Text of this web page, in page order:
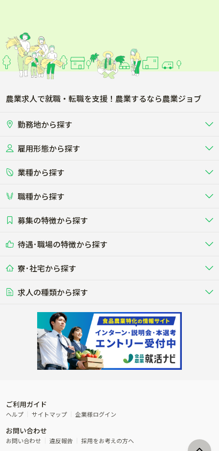
農業求人で就職・転職を支援！農業するなら農業ジョブ
勤務地から探す
北海道
関東
東海
雇用形態から探す
正社員 バイト・アルバイト・パート
短期アルバイト
その他（独立・副業など）
業種から探す
畜産（酪農･肉牛･養豚･養鶏など）
酪農
する牧場
養豚
る養豚場
レースで活躍する馬の手入れや子馬
その他畜産
その他動物の畜産業（羊、ウズラな
ど）
畑・圃場で野菜・穀物を生産 ビニールハウスで多様な野菜の生産
稲作
ビニールハウスで観賞用植物の栽
植物工場
環境制御された工場で野菜の生産管
理
農業資材･肥料
農場設備・肥料・飼料の生産・流
農業用の機械・機材の開発・販
流通･商社
農産物・農産品の物流・卸し・輸出
入
製造･加工･販売 福祉
その他農業関連企業
ネス
その他業種
木材の植林・伐採・加工、または
漁業･養殖
魚介類の採捕・養殖、または水産加
工場
職種から探す
農場･牧場･現場職
専門職（獣医師･人工授精師･
研究･開発 WEB･IT
その他職種
募集の特徴から探す
未経験歓迎
学歴不問
50代採用実績あり
AT免許OK
内定まで最短1週間 管理者･幹部採用
待遇･職場の特徴から探す
社会保険完備
食事補助あり
年間休日100日以上
経験者優遇 独立支援可能
寮･社宅から探す
単身寮あり
寮･社宅相談可
求人の種類から探す
転職おまかせ求人
ご利用ガイド
ヘルプ サイトマップ 企業様ログイン
お問い合わせ
お問い合わせ 違反報告 採用をお考えの方へ